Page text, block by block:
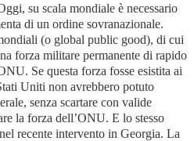
su scala mondiale è necessario
di un ordine sovranazionale.
(o global public good), di cui
forza militare permanente di rapido
Se questa forza fosse esistita ai
Uniti non avrebbero potuto
senza scartare con valide
la forza dell’ONU. E lo stesso
recente intervento in Georgia. La